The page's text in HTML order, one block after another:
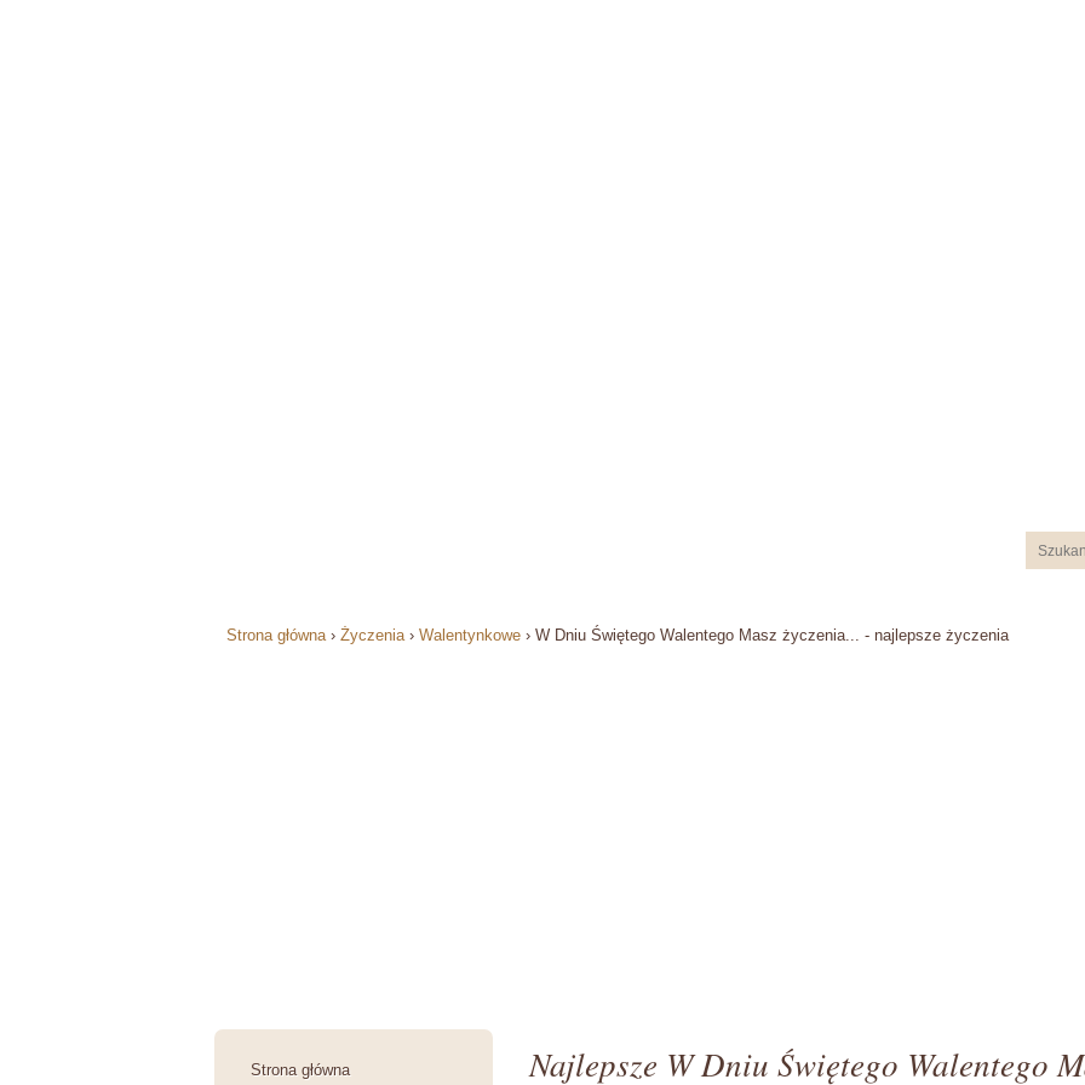
Strona główna › Życzenia › Walentynkowe › W Dniu Świętego Walentego Masz życzenia... - najlepsze życzenia
Strona główna Najlepsze W Dniu Świętego Walentego